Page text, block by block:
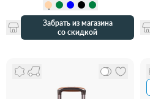
Забрать из магазина
со скидкой